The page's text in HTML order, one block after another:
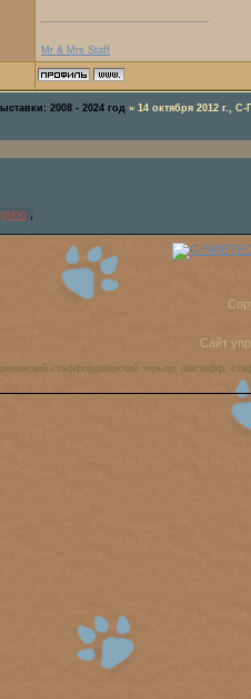
Mr & Mrs Staff
2008 - 2024 год » 14 октября 2012 г.,
Сайт
стаффордширский терьер, амстафф,